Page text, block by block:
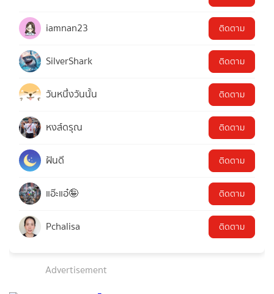
iamnan23 ติดตาม
SilverShark ติดตาม
วันหนึ่งวันนั้น ติดตาม
หงส์ดรุณ ติดตาม
ฝันดี ติดตาม
แอ๊ะแอ๋🤪 ติดตาม
Pchalisa ติดตาม
Advertisement